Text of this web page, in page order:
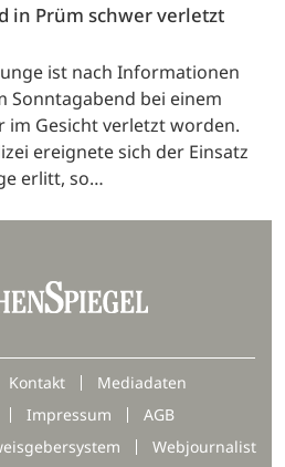
in Prüm schwer verletzt
ist nach Informationen
Sonntagabend bei einem
im Gesicht verletzt worden.
ereignete sich der Einsatz
erlitt, so…
Kontakt
Mediadaten
Impressum
AGB
Webjournalist